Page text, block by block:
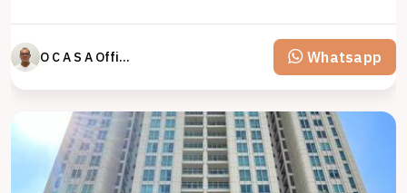
O C A S A Official property perfected Whatsapp